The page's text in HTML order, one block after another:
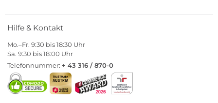
Hilfe & Kontakt
Mo.–Fr. 9:30 bis 18:30 Uhr
Sa. 9:30 bis 18:00 Uhr
Telefonnummer: + 43 316 / 870-0